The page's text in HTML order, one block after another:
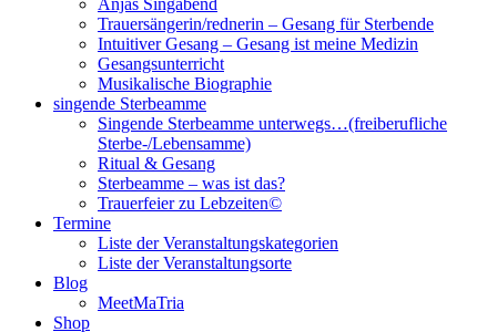
Anjas Singabend
Trauersängerin/rednerin – Gesang für Sterbende
Intuitiver Gesang – Gesang ist meine Medizin
Gesangsunterricht
Musikalische Biographie
singende Sterbeamme
Singende Sterbeamme unterwegs…(freiberufliche
Sterbe-/Lebensamme)
Ritual & Gesang
Sterbeamme – was ist das?
Trauerfeier zu Lebzeiten©
Termine
Liste der Veranstaltungskategorien
Liste der Veranstaltungsorte
Blog
MeetMaTria
Shop